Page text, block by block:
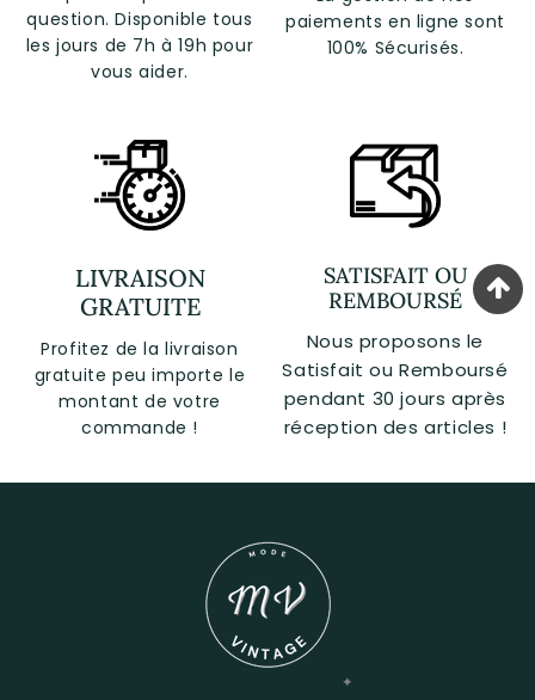
question. Disponible tous
les jours de 7h à 19h pour
vous aider.
paiements en ligne sont
100% Sécurisés.
LIVRAISON
GRATUITE
Profitez de la livraison
gratuite peu importe le
montant de votre
commande !
SATISFAIT OU
REMBOURSÉ
Nous proposons le
Satisfait ou Remboursé
pendant 30 jours après
réception des articles !